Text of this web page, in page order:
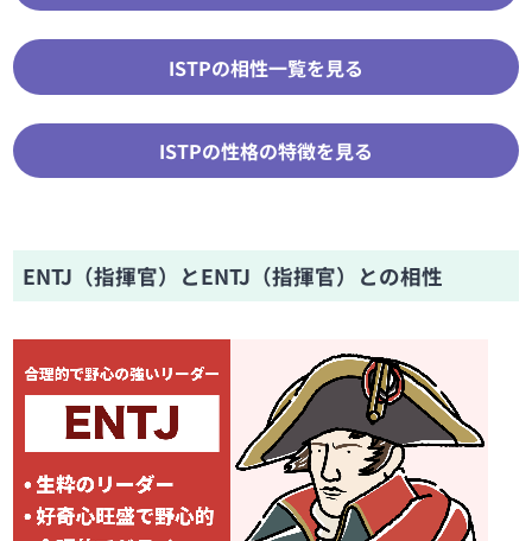
ISTPの相性一覧を見る
ISTPの性格の特徴を見る
ENTJ（指揮官）とENTJ（指揮官）との相性